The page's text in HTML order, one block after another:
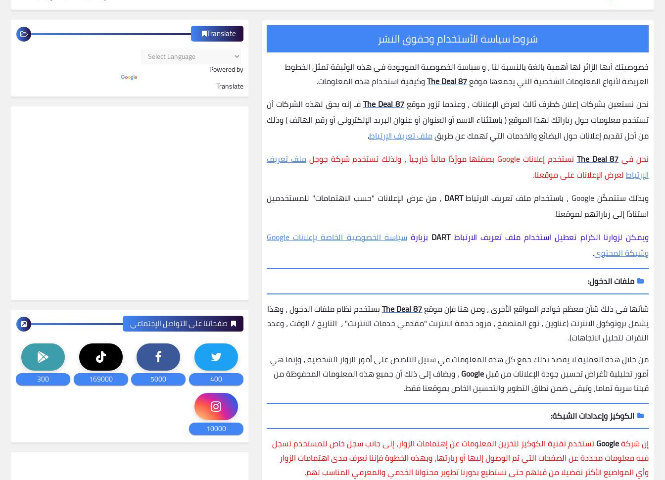
شروط سياسة الأستخدام وحقوق النشر
خصوصيتك أيها الزائر لها أهمية بالغة بالنسبة لنا ، و سياسة الخصوصية الموجودة في هذه الوثيقة تمثل الخطوط
العريضة لأنواع المعلومات الشخصية التي يجمعها موقعThe Deal 87وكيفية استخدام هذه المعلومات.
نحن نستعين بشركات إعلان كطرف ثالث لعرض الإعلانات ، وعندما تزور موقعThe Deal 87فـ إنه يحق لهذه الشركات أن
تستخدم معلومات حول زياراتك لهذا الموقع ( باستثناء الاسم أو العنوان أو عنوان البريد الإلكتروني أو رقم الهاتف ) وذلك
من أجل تقديم إعلانات حول البضائع والخدمات التي تهمك عن طريقملف تعريف الإرتباط.
نحن فيThe Deal 87نستخدم إعلانات Google بصفتها مورِّدًا مالياً خارجياً ، ولذلك تستخدم شركة جوجل
ملف تعريف
الإرتباطلعرض الإعلانات على موقعنا.
وبذلك ستتمكّن Google ، باستخدام ملف تعريف الارتباط
DART ، من عرض الإعلانات "حسب الاهتمامات" للمستخدمين
استنادًا إلى زياراتهم لموقعنا.
ويمكن لزوارنا الكرام تعطيل استخدام ملف تعريف الارتباطDART بزيارة
سياسة الخصوصية الخاصة بإعلانات Google
وشبكة المحتوى.
ملفات الدخول:
شأنها في ذلك شأن معظم خوادم المواقع الأخرى ، ومن هنا فإن موقعThe Deal 87يستخدم نظام ملفات الدخول ، وهذا
يشمل بروتوكول الانترنت (عناوين ، نوع المتصفح ، مزود خدمة الانترنت "مقدمي خدمات الانترنت" ، التاريخ / الوقت ، وعدد
النقرات لتحليل الاتجاهات).
من خلال هذه العملية لا يقصد بذلك جمع كل هذه المعلومات في سبيل التلصص على أمور الزوار الشخصية ، وإنما هي
أمور تحليلية لأغراض تحسين جودة الإعلانات من قبلGoogle ، ويضاف إلى ذلك أن جميع هذه المعلومات المحفوظة من
قبلنا سرية تماما، وتبقى ضمن نطاق التطوير والتحسين الخاص بموقعنا فقط.
الكوكيز وإعدادات الشبكة:
إن شركةGoogleتستخدم تقنية الكوكيز لتخزين المعلومات عن إهتمامات الزوار، إلى جانب سجل خاص للمستخدم تسجل
فيه معلومات محددة عن الصفحات التي تم الوصول إليها أو زيارتها، وبهذه الخطوة فإننا نعرف مدى اهتمامات الزوار
وأي المواضيع الأكثر تفضيلا من قبلهم حتى نستطيع بدورنا تطوير محتوانا الخدمي والمعرفي المناسب لهم.
Translate
Powered by
Translate
صفحاتنا على التواصل الإجتماعي
400
5000
169000
300
10000